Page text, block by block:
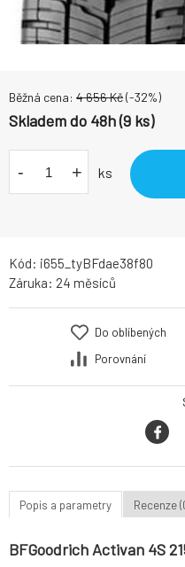
Běžná cena: 4 656Kč(-32%)
Skladem do 48h (9 ks)
- + ks
Kód: i655_tyBFdae38f80
Záruka: 24 měsíců
Do oblíbených
Porovnání
Popis a parametry Recenze
BFGoodrich Activan 4S